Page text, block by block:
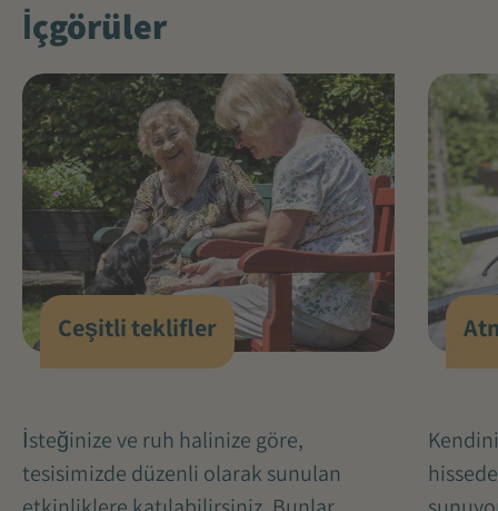
İçgörüler
Çeşitli teklifler
İsteğinize ve ruh halinize göre,
tesisimizde düzenli olarak sunulan